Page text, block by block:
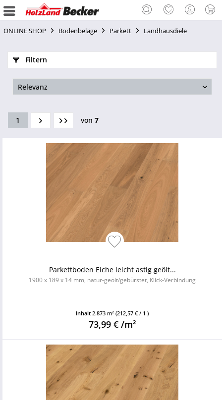
ONLINE SHOP Bodenbeläge Parkett Landhausdiele
Filtern
1 von 7
Parkettboden Eiche leicht astig geölt...
1900 x 189 x 14 mm, natur-geölt/gebürstet, Klick-Verbindung
Inhalt 2.873 m² (212,57 € / 1 )
73,99 € /m²